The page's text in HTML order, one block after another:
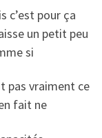
c’est pour ça
un petit peu
si
pas vraiment ce
fait ne